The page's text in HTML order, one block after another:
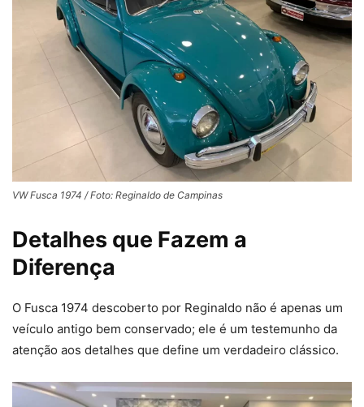
VW Fusca 1974 / Foto: Reginaldo de Campinas
Detalhes que Fazem a
Diferença
O Fusca 1974 descoberto por Reginaldo não é apenas um
veículo antigo bem conservado; ele é um testemunho da
atenção aos detalhes que define um verdadeiro clássico.